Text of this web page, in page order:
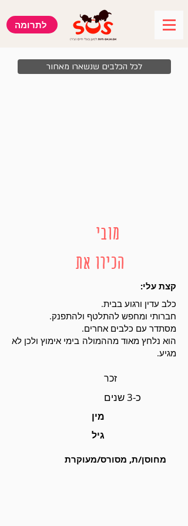
לתרומה
לכל הכלבים שנשארו מאחור
מובי
הכירו את
קצת עלי:
כלב עדין ורגוע בבית.
חברותי ומחפש להתלטף ולהתפנק.
מסתדר עם כלבים אחרים.
הוא נלחץ מאוד מההמולה בימי אימוץ ולכן לא
מגיע.
זכר
כ-3 שנים
מין
גיל
מחוסן/ת, מסורס/מעוקרת